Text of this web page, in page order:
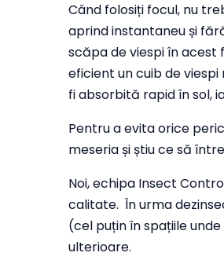
Când folosiți focul, nu
aprind instantaneu și
scăpa de viespi în acest
eficient un cuib de
fi absorbită rapid în sol,
Pentru a evita orice
meseria și știu ce să
Noi, echipa Insect
calitate. În urma
(cel puțin în spațiile
ulterioare.